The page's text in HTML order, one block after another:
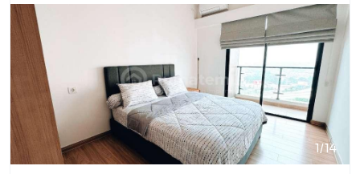
1/14